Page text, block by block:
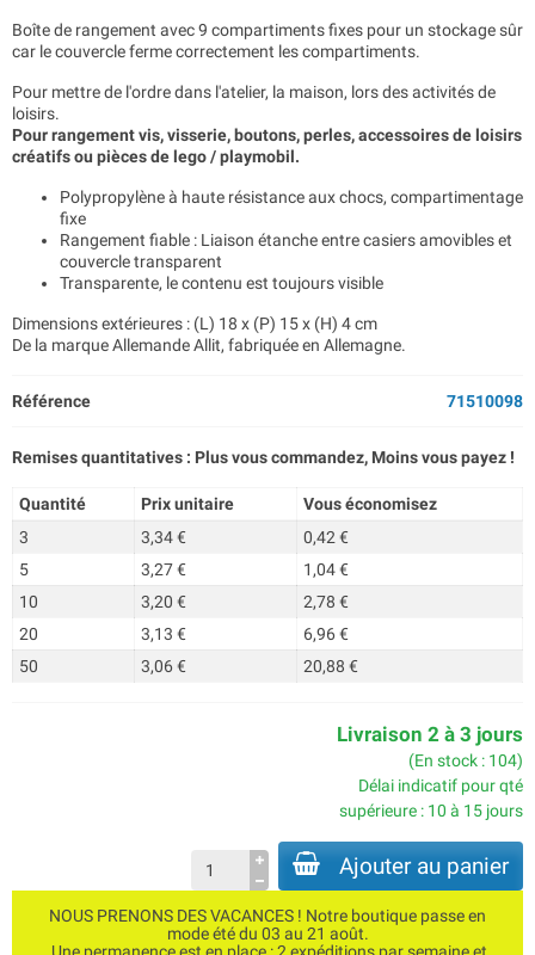
Boîte de rangement avec 9 compartiments fixes pour un stockage sûr
car le couvercle ferme correctement les compartiments.
Pour mettre de l'ordre dans l'atelier, la maison, lors des activités de
loisirs.
Pour rangement vis, visserie, boutons, perles, accessoires de loisirs
créatifs ou pièces de lego / playmobil.
Polypropylène à haute résistance aux chocs, compartimentage
fixe
Rangement fiable : Liaison étanche entre casiers amovibles et
couvercle transparent
Transparente, le contenu est toujours visible
Dimensions extérieures : (L) 18 x (P) 15 x (H) 4 cm
De la marque Allemande Allit, fabriquée en Allemagne.
Référence 71510098
Remises quantitatives : Plus vous commandez, Moins vous payez !
Quantité Prix unitaire
Vous économisez
3
3,34 €
0,42 €
5
3,27 €
1,04 €
10
3,20 €
2,78 €
20
3,13 €
6,96 €
50
3,06 € 20,88 €
Livraison 2 à 3 jours
(En stock : 104)
Délai indicatif pour qté
supérieure : 10 à 15 jours
Ajouter au panier
NOUS PRENONS DES VACANCES ! Notre boutique passe en
mode été du 03 au 21 août.